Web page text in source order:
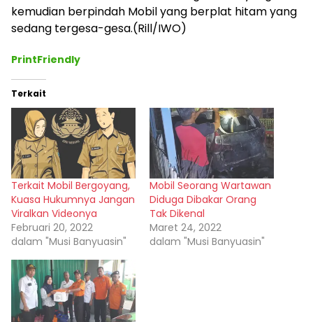
kemudian berpindah Mobil yang berplat hitam yang
sedang tergesa-gesa.(Rill/IWO)
PrintFriendly
Terkait
Terkait Mobil Bergoyang,
Kuasa Hukumnya Jangan
Viralkan Videonya
Februari 20, 2022
dalam "Musi Banyuasin"
Mobil Seorang Wartawan
Diduga Dibakar Orang
Tak Dikenal
Maret 24, 2022
dalam "Musi Banyuasin"